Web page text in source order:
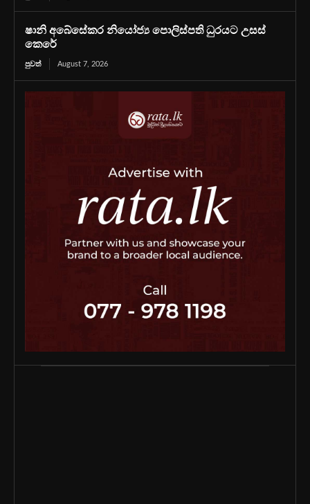
ෂානි අබේසේකර නියෝජ්‍ය පොලිස්පති ධුරයට උසස්
කෙරේ
පුවත් August 7, 2026